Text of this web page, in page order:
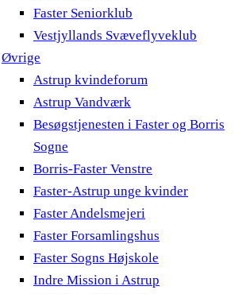
Faster Seniorklub
Vestjyllands Svæveflyveklub
Øvrige
Astrup kvindeforum
Astrup Vandværk
Besøgstjenesten i Faster og Borris
Sogne
Borris-Faster Venstre
Faster-Astrup unge kvinder
Faster Andelsmejeri
Faster Forsamlingshus
Faster Sogns Højskole
Indre Mission i Astrup